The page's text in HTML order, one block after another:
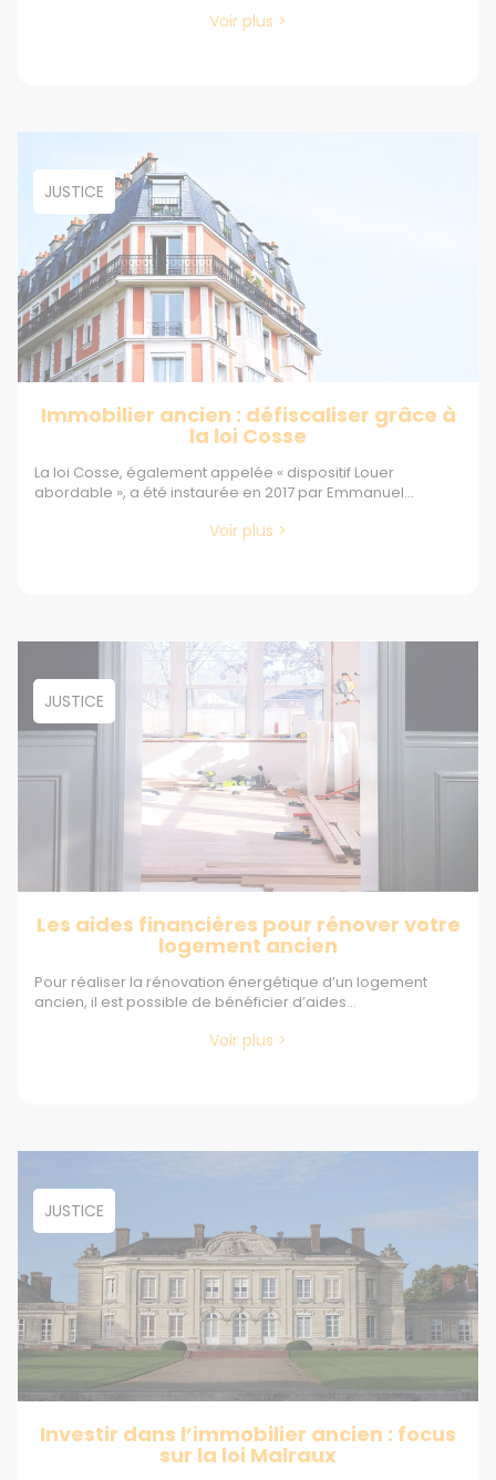
Voir plus >
JUSTICE
Immobilier ancien : défiscaliser grâce à
la loi Cosse
La loi Cosse, également appelée « dispositif Louer
abordable », a été instaurée en 2017 par Emmanuel...
Voir plus >
JUSTICE
Les aides financières pour rénover votre
logement ancien
Pour réaliser la rénovation énergétique d’un logement
ancien, il est possible de bénéficier d’aides...
Voir plus >
JUSTICE
Investir dans l’immobilier ancien : focus
sur la loi Malraux